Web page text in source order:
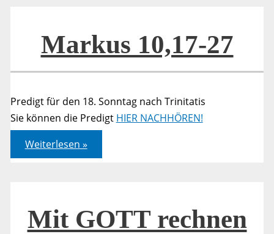
Markus 10,17-27
Predigt für den 18. Sonntag nach Trinitatis
Sie können die Predigt HIER NACHHÖREN!
Markus
10,17-
27
Weiterlesen »
Mit GOTT rechnen